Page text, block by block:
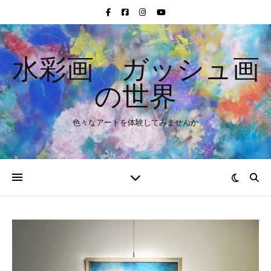
水彩画 ガッシュ画
の世界
色々なアートを体験してみませんか